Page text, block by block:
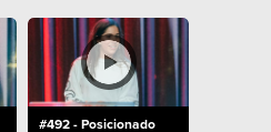
#492 - Posicionado